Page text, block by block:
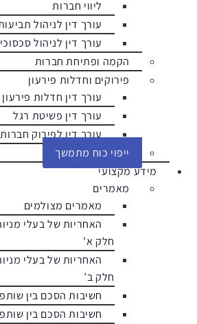
ליווי חברות
עורך דין לניהול
עורך דין לניהול
הקמה ופתיחת חברות
פירוקים וחדלות פירעון
עורך דין חדלות פירעון
עורך דין פשיטת רגל
עורך דין לפירוק חברות
ייפוי כוח מתמשך
מידע מקצועי
מאמרים
מאמרים מצולמים
האחריות של בעלי
חלק א’
האחריות של בעלי
חלק ב’
חשיבות הסכם בין
חשיבות הסכם בין